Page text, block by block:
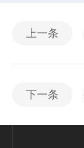
上一条
下一条